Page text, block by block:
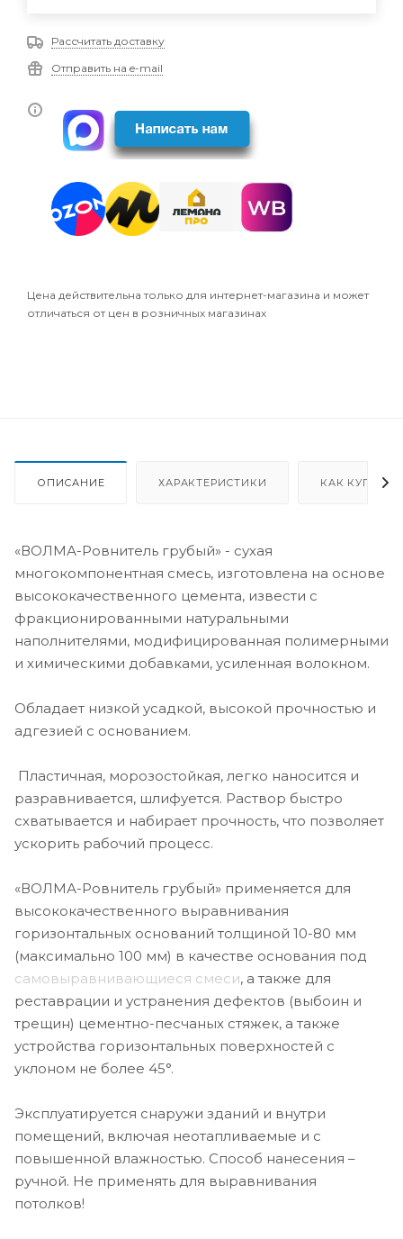
Рассчитать доставку
Отправить на e-mail
Цена действительна только для интернет-магазина и может
отличаться от цен в розничных магазинах
ОПИСАНИЕ ХАРАКТЕРИСТИКИ КАК КУПИТЬ
«ВОЛМА-Ровнитель грубый» - сухая
многокомпонентная смесь, изготовлена на основе
высококачественного цемента, извести с
фракционированными натуральными
наполнителями, модифицированная полимерными
и химическими добавками, усиленная волокном.
Обладает низкой усадкой, высокой прочностью и
адгезией с основанием.
Пластичная, морозостойкая, легко наносится и
разравнивается, шлифуется. Раствор быстро
схватывается и набирает прочность, что позволяет
ускорить рабочий процесс.
«ВОЛМА-Ровнитель грубый» применяется для
высококачественного выравнивания
горизонтальных оснований толщиной 10-80 мм
(максимально 100 мм) в качестве основания под
самовыравнивающиеся смеси, а также для
реставрации и устранения дефектов (выбоин и
трещин) цементно-песчаных стяжек, а также
устройства горизонтальных поверхностей с
уклоном не более 45°.
Эксплуатируется снаружи зданий и внутри
помещений, включая неотапливаемые и с
повышенной влажностью. Способ нанесения –
ручной. Не применять для выравнивания
потолков!